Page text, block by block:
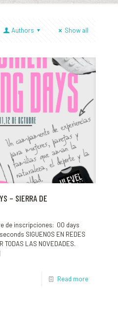
Authors Show all
– SIERRA DE
de inscripciones: 00 days
SIGUENOS EN REDES
TODAS LAS NOVEDADES.
Read more